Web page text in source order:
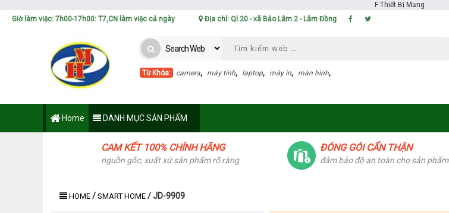
F Thiết Bị Mạng
Giờ làm việc: 7h00-17h00: T7,CN làm việc cả ngày
Địa chỉ: Ql.20 - xã Bảo Lâm 2 - Lâm Đồng
Từ Khóa: camera, máy tính, laptop, máy in, màn hình,
Home DANH MỤC SẢN PHẨM
CAM KẾT 100% CHÍNH HÃNG
nguồn gốc, xuất xứ sản phẩm rõ ràng
ĐÓNG GÓI CẨN THẬN
đảm bảo độ an toàn cho sản phẩm
HOME /SMART HOME /JD-9909